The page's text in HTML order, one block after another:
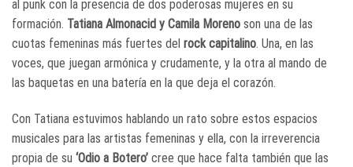
al punk con la presencia de dos poderosas mujeres en su
formación. Tatiana Almonacid y Camila Moreno son una de las
cuotas femeninas más fuertes del rock capitalino. Una, en las
voces, que juegan armónica y crudamente, y la otra al mando de
las baquetas en una batería en la que deja el corazón.
Con Tatiana estuvimos hablando un rato sobre estos espacios
musicales para las artistas femeninas y ella, con la irreverencia
propia de su ‘Odio a Botero’ cree que hace falta también que las